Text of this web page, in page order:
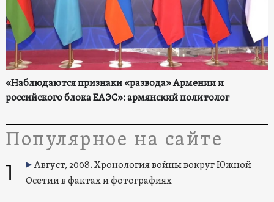
«Наблюдаются признаки «развода» Армении и
российского блока ЕАЭС»: армянский политолог
Популярное на сайте
1
Август, 2008. Хронология войны вокруг Южной
Осетии в фактах и фотографиях